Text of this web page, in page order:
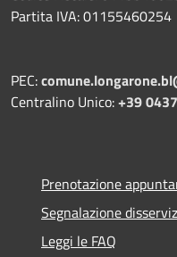
Partita IVA: 01155460254
PEC:
Centralino Unico:+39
Prenotazione
Segnalazione
Leggi le FAQ